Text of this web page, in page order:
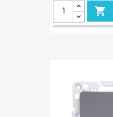
